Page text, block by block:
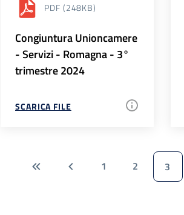
PDF (248KB)
Congiuntura Unioncamere
- Servizi - Romagna - 3°
trimestre 2024
SCARICA FILE
1 2 3